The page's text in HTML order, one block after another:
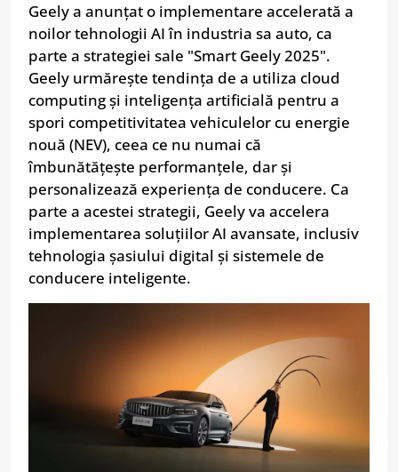
Geely a anunțat o implementare accelerată a
noilor tehnologii AI în industria sa auto, ca
parte a strategiei sale "Smart Geely 2025".
Geely urmărește tendința de a utiliza cloud
computing și inteligența artificială pentru a
spori competitivitatea vehiculelor cu energie
nouă (NEV), ceea ce nu numai că
îmbunătățește performanțele, dar și
personalizează experiența de conducere. Ca
parte a acestei strategii, Geely va accelera
implementarea soluțiilor AI avansate, inclusiv
tehnologia șasiului digital și sistemele de
conducere inteligente.